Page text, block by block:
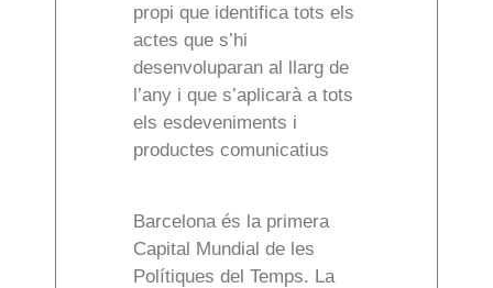
propi que identifica tots els
actes que s’hi
desenvoluparan al llarg de
l’any i que s’aplicarà a tots
els esdeveniments i
productes comunicatius
Barcelona és la primera
Capital Mundial de les
Polítiques del Temps. La